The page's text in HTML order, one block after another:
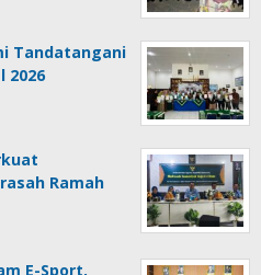
Tandatangani
2026
Ramah
E-Sport,